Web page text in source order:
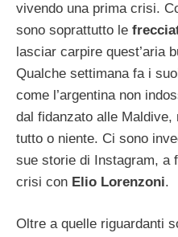
vivendo una prima crisi.
sono soprattutto le
lasciar carpire quest’aria
Qualche settimana fa i
come l’argentina non
dal fidanzato alle
tutto o niente. Ci sono
sue storie di Instagram, a
crisi con Elio Lorenzoni.
Oltre a quelle riguardanti